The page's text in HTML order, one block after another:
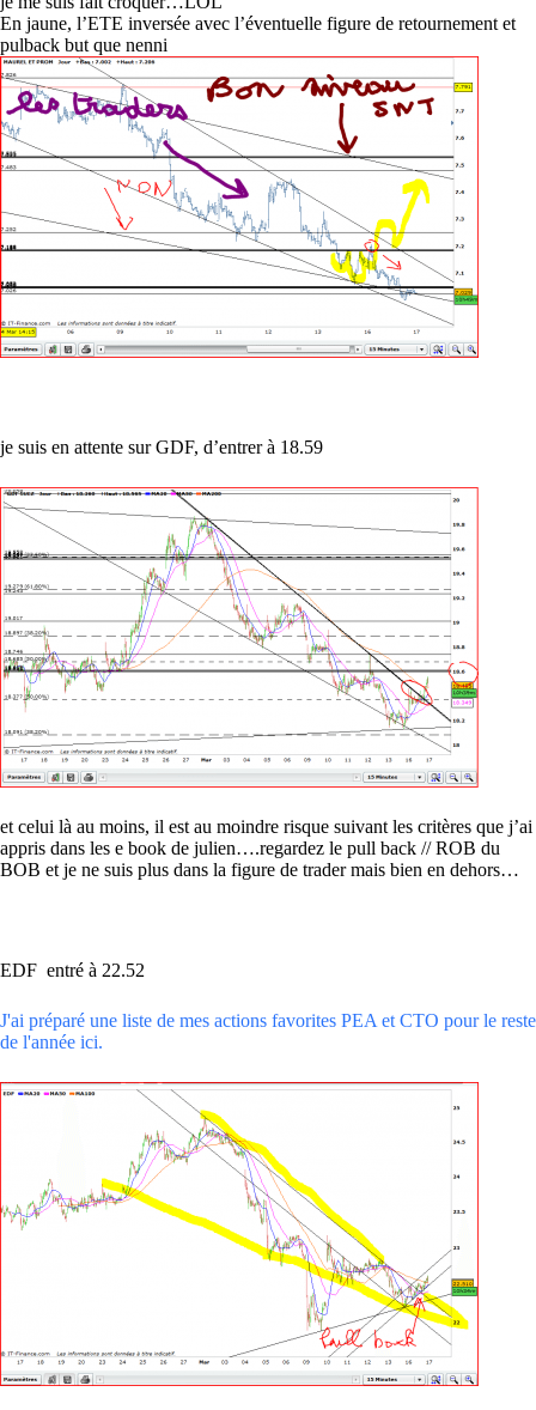
En jaune, l’ETE inversée avec l’éventuelle figure de retournement et
pulback but que nenni
je suis en attente sur GDF, d’entrer à 18.59
et celui là au moins, il est au moindre risque suivant les critères que j’ai
appris dans les e book de julien….regardez le pull back // ROB du
BOB et je ne suis plus dans la figure de trader mais bien en dehors…
EDF entré à 22.52
J'ai préparé une liste de mes actions favorites PEA et CTO pour le reste
de l'année ici.